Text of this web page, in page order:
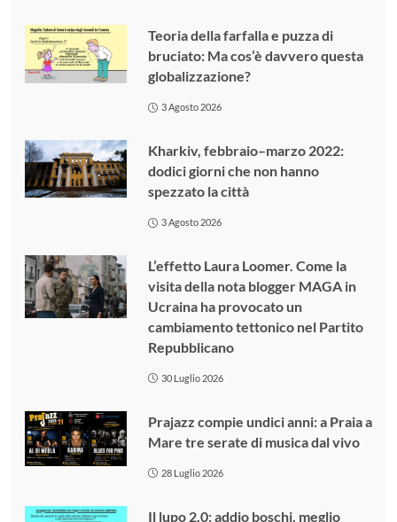
Teoria della farfalla e puzza di
bruciato: Ma cos’è davvero questa
globalizzazione?
3 Agosto 2026
Kharkiv, febbraio–marzo 2022:
dodici giorni che non hanno
spezzato la città
3 Agosto 2026
L’effetto Laura Loomer. Come la
visita della nota blogger MAGA in
Ucraina ha provocato un
cambiamento tettonico nel Partito
Repubblicano
30 Luglio 2026
Prajazz compie undici anni: a Praia a
Mare tre serate di musica dal vivo
28 Luglio 2026
Il lupo 2.0: addio boschi, meglio